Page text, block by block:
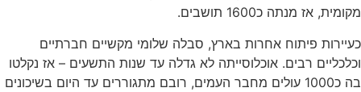
אז מנתה כ1600 תושבים.
פיתוח אחרות בארץ, סבלה שלומי מקשיים חברתיים
רבים. אוכלוסייתה לא גדלה עד שנות התשעים – אז נקלטו
בה כ1000 עולים מחבר העמים, רובם מתגוררים עד היום בשיכונים